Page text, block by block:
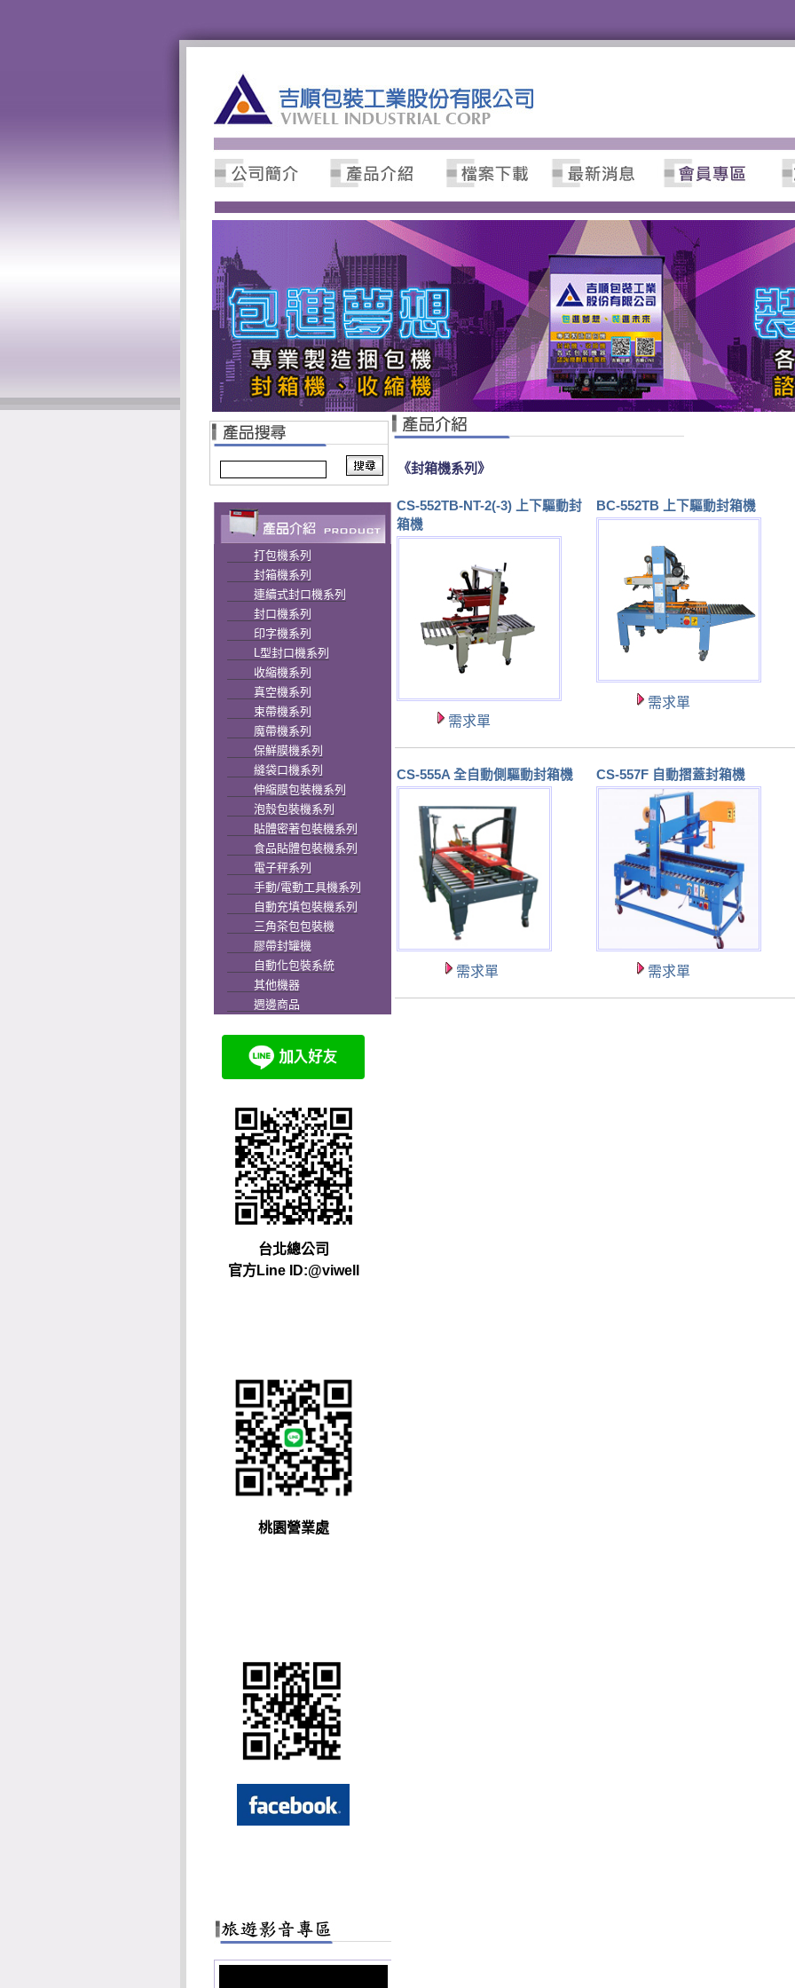
打包機系列
封箱機系列
連續式封口機系列
封口機系列
印字機系列
L型封口機系列
收縮機系列
真空機系列
束帶機系列
魔帶機系列
保鮮膜機系列
縫袋口機系列
伸縮膜包裝機系列
泡殼包裝機系列
貼體密著包裝機系列
食品貼體包裝機系列
電子秤系列
手動/電動工具機系列
自動充填包裝機系列
三角茶包包裝機
膠帶封罐機
自動化包裝系統
其他機器
週邊商品
台北總公司
官方Line ID:@viwell
桃園營業處
《封箱機系列》
CS-552TB-NT-2(-3) 上下驅動封
箱機
需求單
BC-552TB 上下驅動封箱機
需求單
CS-555A 全自動側驅動封箱機
需求單
CS-557F 自動摺蓋封箱機
需求單